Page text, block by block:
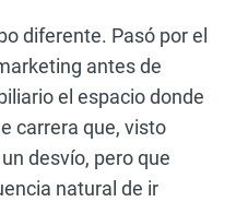
diferente. Pasó por el
antes de
el espacio donde
carrera que, visto
desvío, pero que
natural de ir